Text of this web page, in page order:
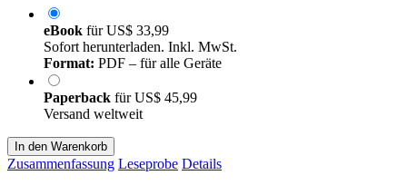
eBook fürUS$ 33,99
Sofort herunterladen. Inkl. MwSt.
Format: PDF – für alle Geräte
Paperback fürUS$ 45,99
Versand weltweit
In den Warenkorb
Zusammenfassung Leseprobe Details